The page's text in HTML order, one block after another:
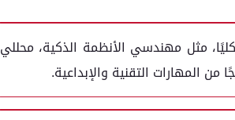
مثل مهندسي الأنظمة الذكية، محللي
المهارات التقنية والإبداعية.